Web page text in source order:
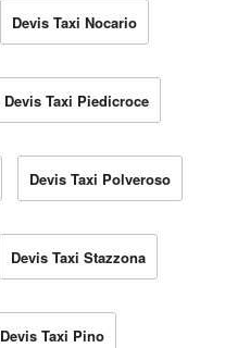
Devis Taxi Nocario
Devis Taxi Piedicroce
Devis Taxi Polveroso
Devis Taxi Stazzona
Devis Taxi Pino